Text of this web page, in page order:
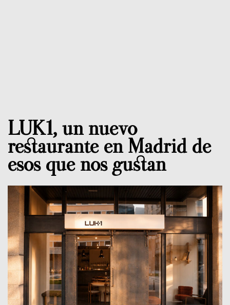
LUK1, un nuevo
restaurante en Madrid de
esos que nos gustan